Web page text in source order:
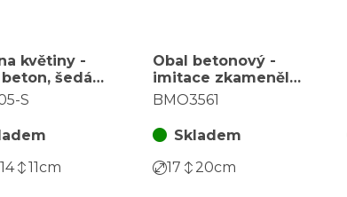
květiny -
šedá
S
14 11cm
Obal betonový -
imitace zkamenělé
kůry, barva šedá
BMO3561
Skladem
17
20cm